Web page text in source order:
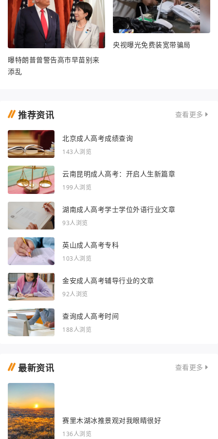
曝特朗普曾警告高市早苗别来
添乱
央视曝光免费装宽带骗局
推荐资讯 查看更多
北京成人高考成绩查询
143人浏览
云南昆明成人高考：开启人生新篇章
199人浏览
湖南成人高考学士学位外语行业文章
93人浏览
英山成人高考专科
103人浏览
金安成人高考辅导行业的文章
92人浏览
查询成人高考时间
188人浏览
最新资讯 查看更多
赛里木湖冰推景观对我眼睛很好
136人浏览